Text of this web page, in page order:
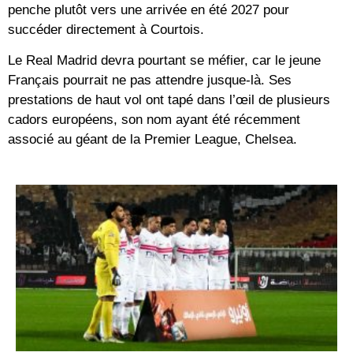
penche plutôt vers une arrivée en été 2027 pour
succéder directement à Courtois.
Le Real Madrid devra pourtant se méfier, car le jeune
Français pourrait ne pas attendre jusque-là. Ses
prestations de haut vol ont tapé dans l’œil de plusieurs
cadors européens, son nom ayant été récemment
associé au géant de la Premier League, Chelsea.